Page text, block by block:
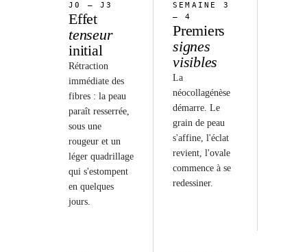
J0 — J3
Effet
tenseur
initial
Rétraction
immédiate des
fibres : la peau
paraît resserrée,
sous une
rougeur et un
léger quadrillage
qui s'estompent
en quelques
jours.
SEMAINE 3
— 4
Premiers
signes
visibles
La
néocollagénèse
démarre. Le
grain de peau
s'affine, l'éclat
revient, l'ovale
commence à se
redessiner.